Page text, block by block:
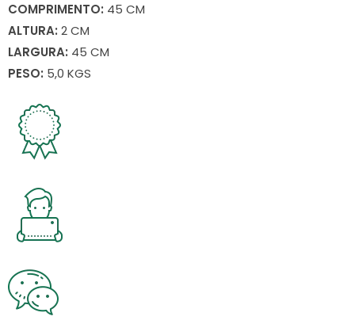
COMPRIMENTO: 45 CM
ALTURA: 2 CM
LARGURA: 45 CM
PESO: 5,0 KGS